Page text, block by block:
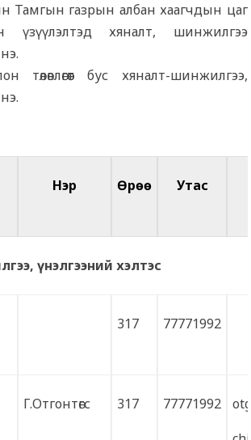
Тамгын газрын албан хаагчдын цаг
үзүүлэлтэд хяналт, шинжилгээ
төлөвлөгөөт бус хяналт-шинжилгээ,
Нэр Өрөө Утас
үнэлгээний хэлтэс
317 77771992
Г.Отгонтөгс 317 77771992